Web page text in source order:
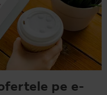
pe e-